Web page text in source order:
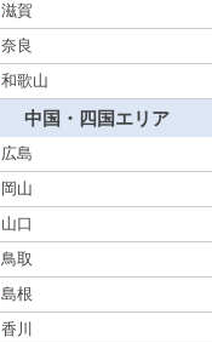
滋賀
奈良
和歌山
中国・四国エリア
広島
岡山
山口
鳥取
島根
香川